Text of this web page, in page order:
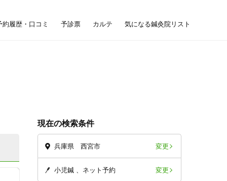
約履歴・口コミ 予診票 カルテ 気になる鍼灸院リスト
現在の検索条件
兵庫県 西宮市 変更
小児鍼 ネット予約 変更